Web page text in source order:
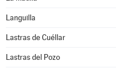
Languilla
Lastras de Cuéllar
Lastras del Pozo